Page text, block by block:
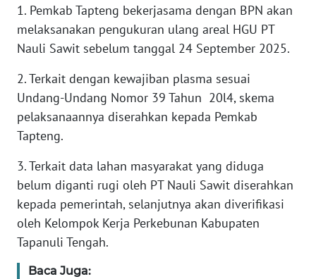
1. Pemkab Tapteng bekerjasama dengan BPN akan
melaksanakan pengukuran ulang areal HGU PT
Nauli Sawit sebelum tanggal 24 September 2025.
2. Terkait dengan kewajiban plasma sesuai
Undang-Undang Nomor 39 Tahun 20l4, skema
pelaksanaannya diserahkan kepada Pemkab
Tapteng.
3. Terkait data lahan masyarakat yang diduga
belum diganti rugi oleh PT Nauli Sawit diserahkan
kepada pemerintah, selanjutnya akan diverifikasi
oleh Kelompok Kerja Perkebunan Kabupaten
Tapanuli Tengah.
Baca Juga:
WN
KEPRI
WN
PAPUA
WN
RIAU
WN